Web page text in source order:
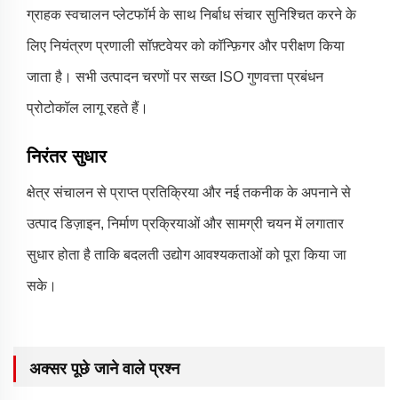
ग्राहक स्वचालन प्लेटफॉर्म के साथ निर्बाध संचार सुनिश्चित करने के
लिए नियंत्रण प्रणाली सॉफ़्टवेयर को कॉन्फ़िगर और परीक्षण किया
जाता है। सभी उत्पादन चरणों पर सख्त ISO गुणवत्ता प्रबंधन
प्रोटोकॉल लागू रहते हैं।
निरंतर सुधार
क्षेत्र संचालन से प्राप्त प्रतिक्रिया और नई तकनीक के अपनाने से
उत्पाद डिज़ाइन, निर्माण प्रक्रियाओं और सामग्री चयन में लगातार
सुधार होता है ताकि बदलती उद्योग आवश्यकताओं को पूरा किया जा
सके।
अक्सर पूछे जाने वाले प्रश्न